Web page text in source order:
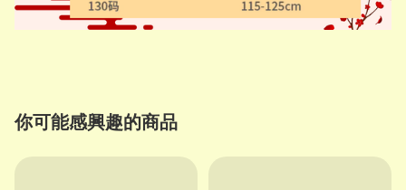
你可能感興趣的商品